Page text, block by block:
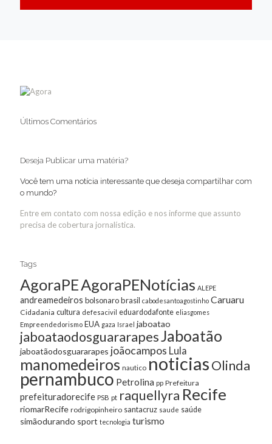
Últimos Comentários
Deseja Publicar uma matéria?
Você tem uma notícia interessante que deseja compartilhar com
o mundo?
Entre em contato com nossa edição e nos informe que assunto
precisa de cobertura jornalística.
Tags
AgoraPEAgoraPENotícias ALEPE
andreamedeiros bolsonarobrasil cabodesantoagostinho Caruaru
Cidadania cultura defesacivil eduardodafonte eliasgomes
Empreendedorismo EUA gaza Israel jaboatao
jaboataodosguararapesJaboatão
jaboatãodosguararapes joãocampos Lula
manomedeiros nautico noticiasOlinda
pernambuco Petrolina pp Prefeitura
prefeituradorecife PSB pt raquellyra Recife
riomarRecife rodrigopinheiro santacruz saude saúde
simãodurando sport tecnologia turismo